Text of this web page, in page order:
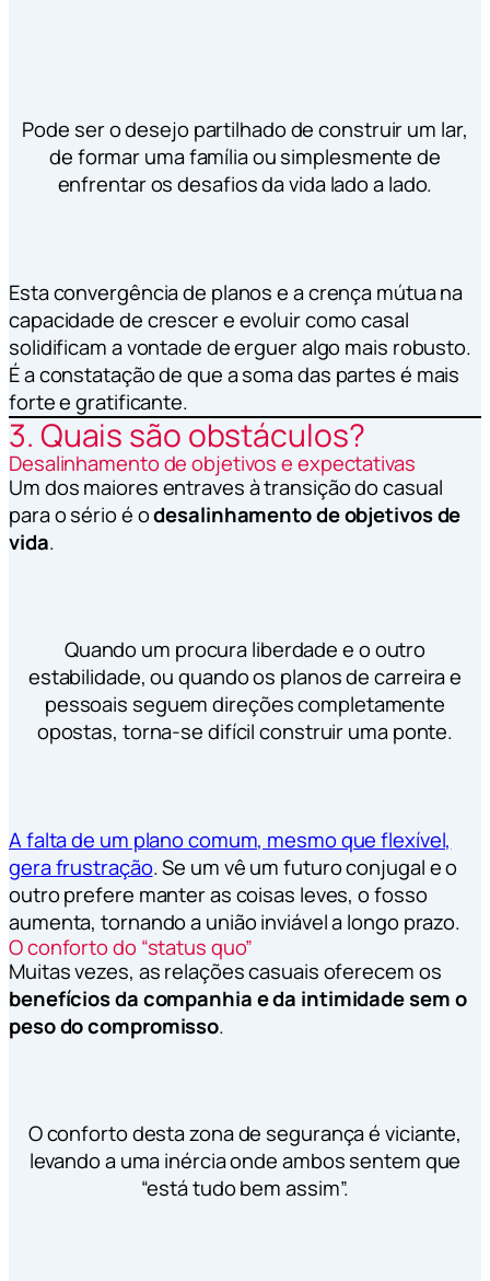
Pode ser o desejo partilhado de construir um lar,
de formar uma família ou simplesmente de
enfrentar os desafios da vida lado a lado.
Esta convergência de planos e a crença mútua na
capacidade de crescer e evoluir como casal
solidificam a vontade de erguer algo mais robusto.
É a constatação de que a soma das partes é mais
forte e gratificante.
3. Quais são obstáculos?
Desalinhamento de objetivos e expectativas
Um dos maiores entraves à transição do casual
para o sério é odesalinhamento de objetivos de
vida.
Quando um procura liberdade e o outro
estabilidade, ou quando os planos de carreira e
pessoais seguem direções completamente
opostas, torna-se difícil construir uma ponte.
A falta de um plano comum, mesmo que flexível,
gera frustração. Se um vê um futuro conjugal e o
outro prefere manter as coisas leves, o fosso
aumenta, tornando a união inviável a longo prazo.
O conforto do “status quo”
Muitas vezes, as relações casuais oferecem os
benefícios da companhia e da intimidade sem o
peso do compromisso.
O conforto desta zona de segurança é viciante,
levando a uma inércia onde ambos sentem que
“está tudo bem assim”.